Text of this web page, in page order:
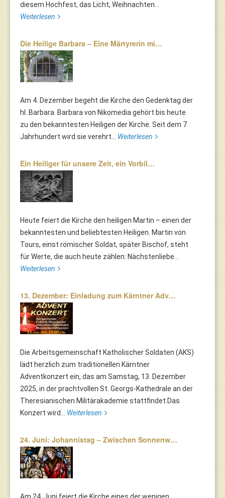
diesem Hochfest, das Licht, Weihnachten...
Weiterlesen
Die Heilige Barbara – Eine Märtyrerin mi…
Am 4. Dezember begeht die Kirche den Gedenktag der
hl. Barbara. Barbara von Nikomedia gehört bis heute
zu den bekanntesten Heiligen der Kirche. Seit dem 7.
Jahrhundert wird sie verehrt... Weiterlesen
Ein Heiliger für unsere Zeit, ein Vorbil…
Heute feiert die Kirche den heiligen Martin – einen der
bekanntesten und beliebtesten Heiligen. Martin von
Tours, einst römischer Soldat, später Bischof, steht
für Werte, die auch heute zählen: Nächstenliebe...
Weiterlesen
13. Dezember: Einladung zum Kärntner Adv…
Die Arbeitsgemeinschaft Katholischer Soldaten (AKS)
lädt herzlich zum traditionellen Kärntner
Adventkonzert ein, das am Samstag, 13. Dezember
2025, in der prachtvollen St. Georgs-Kathedrale an der
Theresianischen Militärakademie stattfindet.Das
Konzert wird... Weiterlesen
24. Juni: Johannistag – Zwischen Sonnenw…